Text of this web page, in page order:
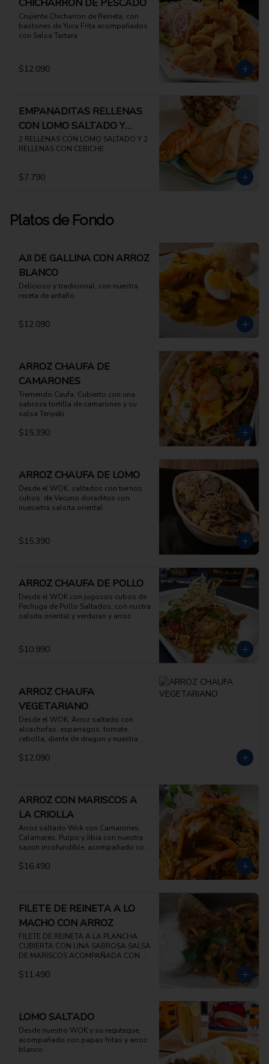
CHICHARRON DE PESCADO
Crujiente Chicharron de Reineta, con
bastones de Yuca Frita acompañados
con Salsa Tartara
$12.090
EMPANADITAS RELLENAS
CON LOMO SALTADO Y
CEBICHE
2 RELLENAS CON LOMO SALTADO Y 2
RELLENAS CON CEBICHE
$7.790
Platos de Fondo
AJI DE GALLINA CON ARROZ
BLANCO
Delicioso y tradicional, con nuestra
receta de antaño
$12.090
ARROZ CHAUFA DE
CAMARONES
Tremendo Caufa, Cubierto con una
sabroza tortilla de camarones y su
salsa Teriyaki
$15.390
ARROZ CHAUFA DE LOMO
Desde el WOK, saltados con tiernos
cubos  de Vacuno doraditos con
nueswtra salsita oriental
$15.390
ARROZ CHAUFA DE POLLO
Desde el WOK con jugosos cubos de
Pechuga de Pollo Saltados, con nustra
salsita oriental y verduras y arroz
$10.990
ARROZ CHAUFA
VEGETARIANO
Desde el WOK, Arroz saltado con
alcachofas, esparragos, tomate,
cebolla, diente de dragon y nuestra
$12.090
ARROZ CON MARISCOS A
LA CRIOLLA
Arroz saltado Wok con Camarones,
Calamares, Pulpo y Jibia con nuestra
sazon incofundible, acompañado con
$16.490
FILETE DE REINETA A LO
MACHO CON ARROZ
FILETE DE REINETA A LA PLANCHA
CUBIERTA CON UNA SABROSA SALSA
DE MARISCOS ACOMPAÑADA CON
$11.490
LOMO SALTADO
Desde nuestro WOK y su requteque,
acompañado con papas fritas y arroz
blanco